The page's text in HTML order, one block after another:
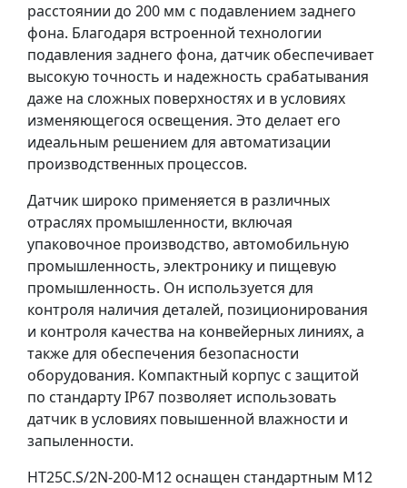
расстоянии до 200 мм с подавлением заднего
фона. Благодаря встроенной технологии
подавления заднего фона, датчик обеспечивает
высокую точность и надежность срабатывания
даже на сложных поверхностях и в условиях
изменяющегося освещения. Это делает его
идеальным решением для автоматизации
производственных процессов.
Датчик широко применяется в различных
отраслях промышленности, включая
упаковочное производство, автомобильную
промышленность, электронику и пищевую
промышленность. Он используется для
контроля наличия деталей, позиционирования
и контроля качества на конвейерных линиях, а
также для обеспечения безопасности
оборудования. Компактный корпус с защитой
по стандарту IP67 позволяет использовать
датчик в условиях повышенной влажности и
запыленности.
HT25C.S/2N-200-M12 оснащен стандартным M12